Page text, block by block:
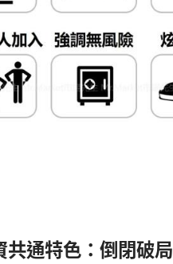
共通特色：倒閉破局